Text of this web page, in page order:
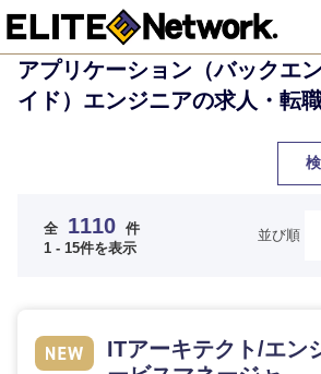
アプリケーション（バックエ
イド）エンジニアの求人・転
全 1110 件
1 - 15件を表示
並び順
ITアーキテクト/エン